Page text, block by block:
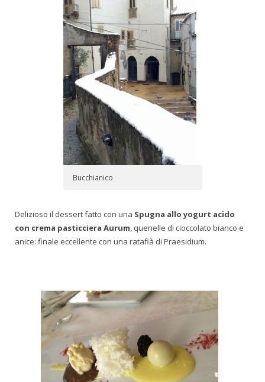
Bucchianico
Delizioso il dessert fatto con una Spugna allo yogurt acido
con crema pasticciera Aurum, quenelle di cioccolato bianco e
anice: finale eccellente con una ratafià di Praesidium.